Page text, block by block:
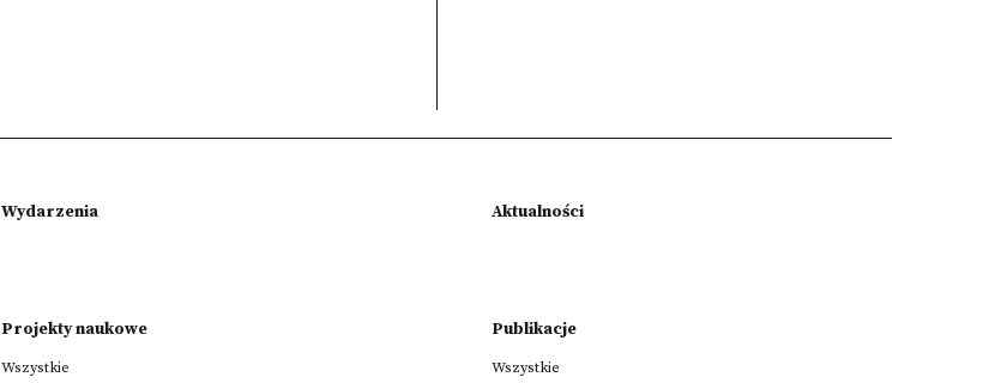
Wydarzenia Aktualności
Projekty naukowe
Wszystkie
Publikacje
Wszystkie